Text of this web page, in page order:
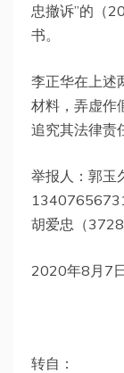
忠撤诉”的（
书。
李正华在上述
材料，弄虚作
追究其法律责
举报人：郭
胡爱忠（
2020年8月7
转自：